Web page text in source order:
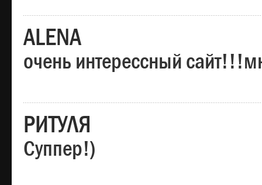
ALENA
очень интерессный
РИТУЛЯ
Суппер!)